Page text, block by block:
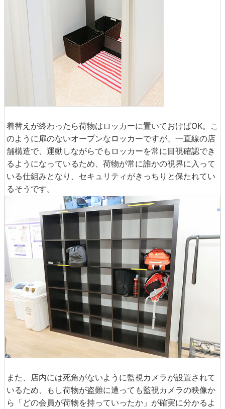
着替えが終わったら荷物はロッカーに置いておけばOK。こ
のように扉のないオープンなロッカーですが、一直線の店
舗構造で、運動しながらでもロッカーを常に目視確認でき
るようになっているため、荷物が常に誰かの視界に入って
いる仕組みとなり、セキュリティがきっちりと保たれてい
るそうです。
また、店内には死角がないように監視カメラが設置されて
いるため、もし荷物が盗難に遭っても監視カメラの映像か
ら「どの会員が荷物を持っていったか」が確実に分かるよ